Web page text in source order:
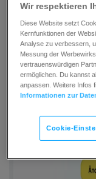
Wir respektieren
Diese Website setzt
Kernfunktionen der
Analyse zu verbessern,
Messung der
vertrauenswürdigen
ermöglichen. Du kannst
anpassen. Weitere Infos
Informationen zur
Cookie-